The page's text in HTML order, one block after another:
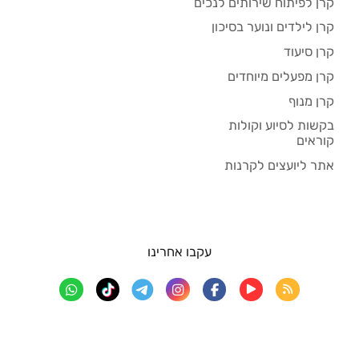
קרן לילדים ונוער בסיכון
קרן סיעוד
קרן מפעלים מיוחדים
קרן מנוף
בקשות לסיוע וקולות
קוראים
אתר ליועצים לקרנות
עקבו אחרינו